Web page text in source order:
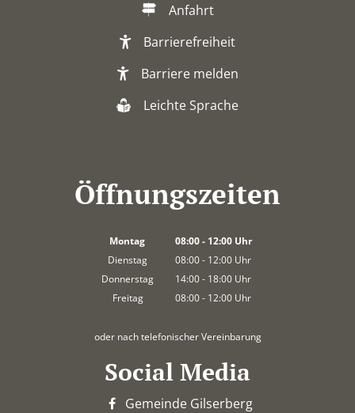
Anfahrt
Barrierefreiheit
Barriere melden
Leichte Sprache
Öffnungszeiten
Montag 08:00- 12:00Uhr
Von 08:00 bis 12:00 Uhr
Dienstag 08:00- 12:00 Uhr
Von 08:00 bis 12:00 Uhr
Donnerstag 14:00- 18:00 Uhr
Von 14:00 bis 18:00 Uhr
Freitag 08:00- 12:00 Uhr
oder nach telefonischer Vereinbarung
Social Media
Gemeinde Gilserberg